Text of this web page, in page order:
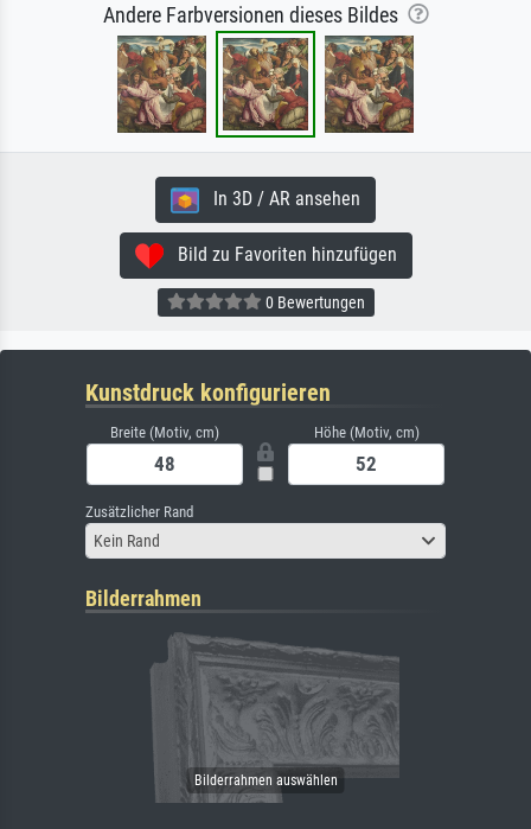
Andere Farbversionen dieses Bildes
In 3D / AR ansehen
Bild zu Favoriten hinzufügen
0 Bewertungen
Kunstdruck konfigurieren
Breite (Motiv, cm) Höhe (Motiv, cm)
Zusätzlicher Rand
Kein Rand
Bilderrahmen